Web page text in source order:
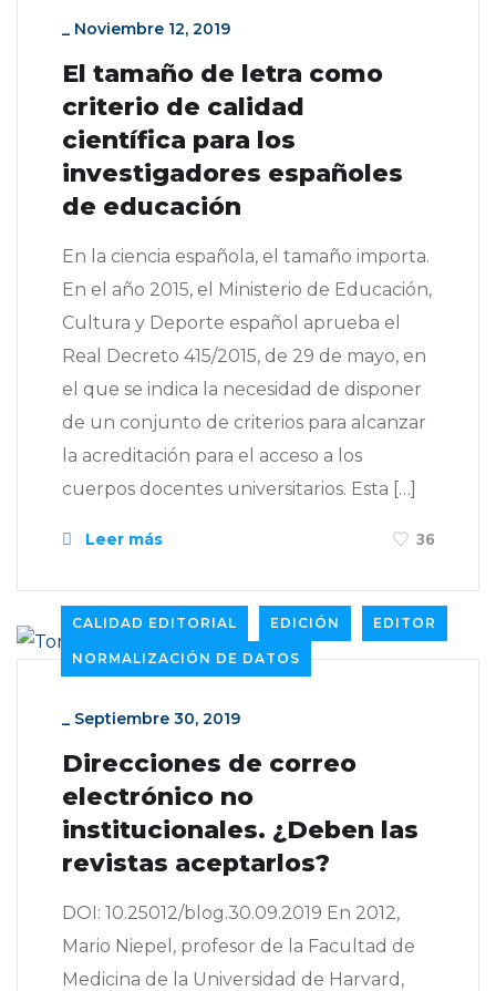
_ Noviembre 12, 2019
El tamaño de letra como
criterio de calidad
científica para los
investigadores españoles
de educación
En la ciencia española, el tamaño importa.
En el año 2015, el Ministerio de Educación,
Cultura y Deporte español aprueba el
Real Decreto 415/2015, de 29 de mayo, en
el que se indica la necesidad de disponer
de un conjunto de criterios para alcanzar
la acreditación para el acceso a los
cuerpos docentes universitarios. Esta […]
Leer más 36
CALIDAD EDITORIAL EDICIÓN EDITOR
NORMALIZACIÓN DE DATOS
Septiembre 30, 2019
Direcciones de correo
electrónico no
institucionales. ¿Deben las
revistas aceptarlos?
DOI: 10.25012/blog.30.09.2019 En 2012,
Mario Niepel, profesor de la Facultad de
Medicina de la Universidad de Harvard,